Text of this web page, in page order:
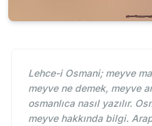
Lehce-i Osmani; meyve
meyve ne demek, meyve
osmanlıca nasıl yazılır.
meyve hakkında bilgi.